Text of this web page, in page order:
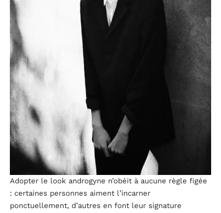
Adopter le look androgyne n’obéit à aucune règle figée
: certaines personnes aiment l’incarner
ponctuellement, d’autres en font leur signature